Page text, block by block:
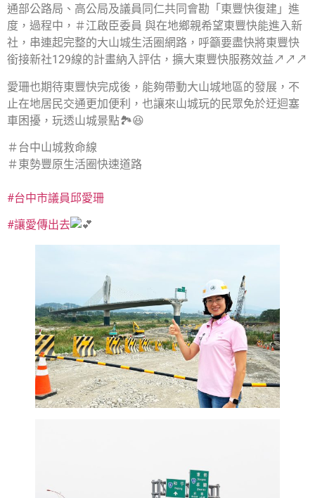
通部公路局、高公局及議員同仁共同會勘「東豐快復建」進
度，過程中，＃江啟臣委員 與在地鄉親希望東豐快能進入新
社，串連起完整的大山城生活圈網路，呼籲要盡快將東豐快
銜接新社129線的計畫納入評估，擴大東豐快服務效益↗️↗️↗️
愛珊也期待東豐快完成後，能夠帶動大山城地區的發展，不
止在地居民交通更加便利，也讓來山城玩的民眾免於迂迴塞
車困擾，玩透山城景點🏞️😆
＃台中山城救命線
＃東勢豐原生活圈快速道路
#台中市議員邱愛珊
#讓愛傳出去